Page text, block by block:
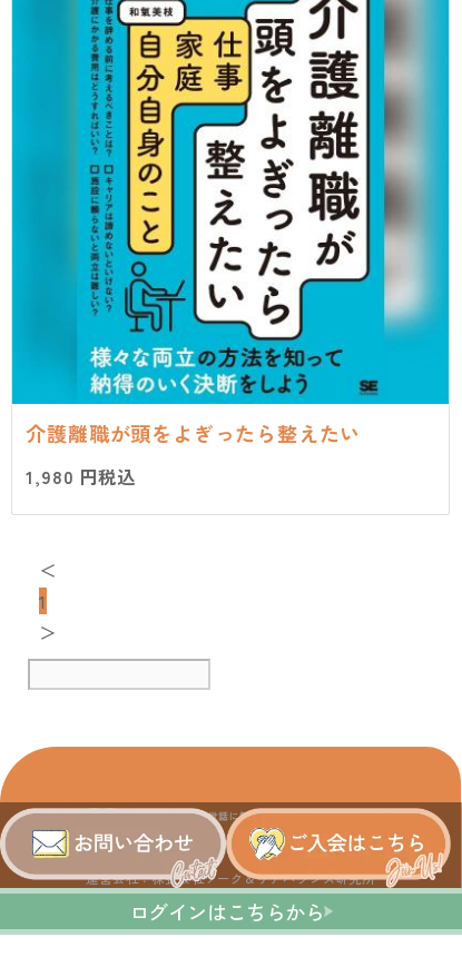
介護離職が頭をよぎったら整えたい
1,980 円税込
＜
1
＞
運営会社：株式会社ワーク＆ケアバランス研究所
全国介護者支援団体連合会正会員
利用規約 プライバシーポリシー
ログインはこちらから